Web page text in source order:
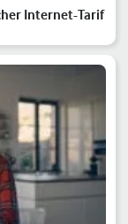
Internet-Tarif